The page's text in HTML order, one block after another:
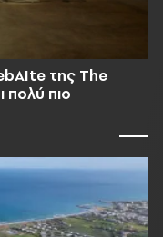
της The
πιο